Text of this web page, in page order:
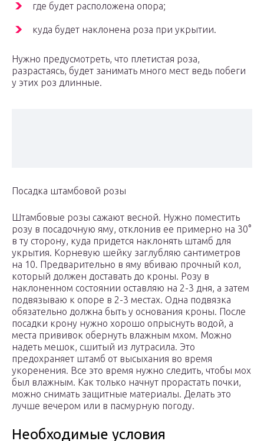
где будет расположена опора;
куда будет наклонена роза при укрытии.
Нужно предусмотреть, что плетистая роза,
разрастаясь, будет занимать много мест ведь побеги
у этих роз длинные.
Посадка штамбовой розы
Штамбовые розы сажают весной. Нужно поместить
розу в посадочную яму, отклонив ее примерно на 30°
в ту сторону, куда придется наклонять штамб для
укрытия. Корневую шейку заглубляю сантиметров
на 10. Предварительно в яму вбиваю прочный кол,
который должен доставать до кроны. Розу в
наклоненном состоянии оставляю на 2-3 дня, а затем
подвязываю к опоре в 2-3 местах. Одна подвязка
обязательно должна быть у основания кроны. После
посадки крону нужно хорошо опрыснуть водой, а
места прививок обернуть влажным мхом. Можно
надеть мешок, сшитый из лутрасила. Это
предохраняет штамб от высыхания во время
укоренения. Все это время нужно следить, чтобы мох
был влажным. Как только начнут прорастать почки,
можно снимать защитные материалы. Делать это
лучше вечером или в пасмурную погоду.
Необходимые условия